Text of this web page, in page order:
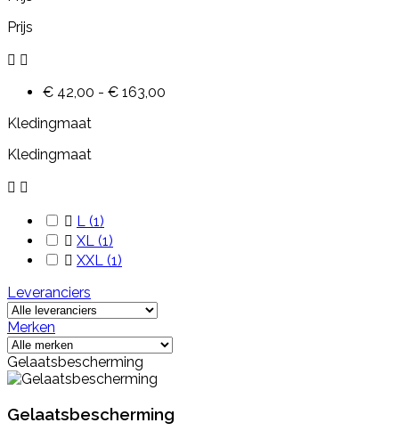
Prijs
 
€ 42,00 - € 163,00
Kledingmaat
Kledingmaat
 
 L (1)
 XL (1)
 XXL (1)
Leveranciers
Merken
Gelaatsbescherming
Gelaatsbescherming